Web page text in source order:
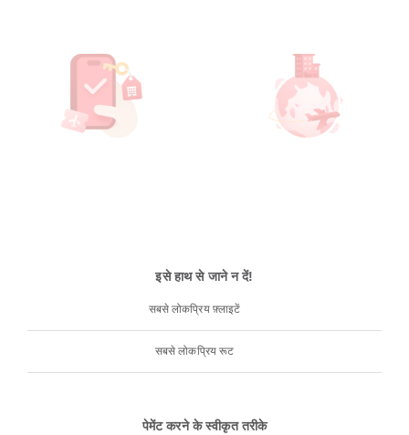
इसे हाथ से जाने न दें!
सबसे लोकप्रिय फ़्लाइटें
सबसे लोकप्रिय रूट
पेमेंट करने के स्वीकृत तरीके